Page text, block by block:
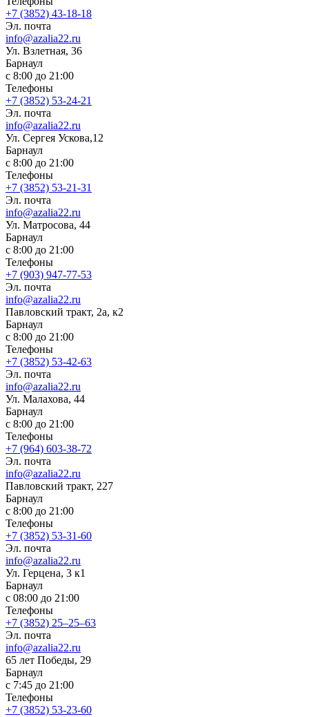
+7 (3852) 43-18-18
Эл. почта
info@azalia22.ru
Ул. Взлетная, 36
Барнаул
с 8:00 до 21:00
Телефоны
+7 (3852) 53-24-21
Эл. почта
info@azalia22.ru
Ул. Сергея Ускова,12
Барнаул
с 8:00 до 21:00
Телефоны
+7 (3852) 53-21-31
Эл. почта
info@azalia22.ru
Ул. Матросова, 44
Барнаул
с 8:00 до 21:00
Телефоны
+7 (903) 947-77-53
Эл. почта
info@azalia22.ru
Павловский тракт, 2а, к2
Барнаул
с 8:00 до 21:00
Телефоны
+7 (3852) 53-42-63
Эл. почта
info@azalia22.ru
Ул. Малахова, 44
Барнаул
с 8:00 до 21:00
Телефоны
+7 (964) 603-38-72
Эл. почта
info@azalia22.ru
Павловский тракт, 227
Барнаул
с 8:00 до 21:00
Телефоны
+7 (3852) 53-31-60
Эл. почта
info@azalia22.ru
Ул. ​Герцена, 3 к1
Барнаул
с 08:00 до 21:00
Телефоны
+7 (3852) 25‒25‒63
Эл. почта
info@azalia22.ru
65 лет Победы, 29
Барнаул
с 7:45 до 21:00
Телефоны
+7 (3852) 53-23-60